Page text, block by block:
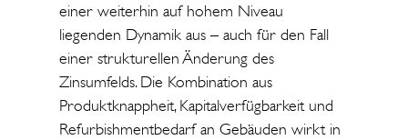
einer weiterhin auf hohem Niveau
liegenden Dynamik aus – auch für den Fall
einer strukturellen Änderung des
Zinsumfelds. Die Kombination aus
Produktknappheit, Kapitalverfügbarkeit und
Refurbishmentbedarf an Gebäuden wirkt in